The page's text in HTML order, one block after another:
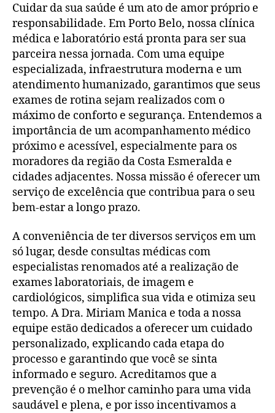
Cuidar da sua saúde é um ato de amor próprio e
responsabilidade. Em Porto Belo, nossa clínica
médica e laboratório está pronta para ser sua
parceira nessa jornada. Com uma equipe
especializada, infraestrutura moderna e um
atendimento humanizado, garantimos que seus
exames de rotina sejam realizados com o
máximo de conforto e segurança. Entendemos a
importância de um acompanhamento médico
próximo e acessível, especialmente para os
moradores da região da Costa Esmeralda e
cidades adjacentes. Nossa missão é oferecer um
serviço de excelência que contribua para o seu
bem-estar a longo prazo.
A conveniência de ter diversos serviços em um
só lugar, desde consultas médicas com
especialistas renomados até a realização de
exames laboratoriais, de imagem e
cardiológicos, simplifica sua vida e otimiza seu
tempo. A Dra. Miriam Manica e toda a nossa
equipe estão dedicados a oferecer um cuidado
personalizado, explicando cada etapa do
processo e garantindo que você se sinta
informado e seguro. Acreditamos que a
prevenção é o melhor caminho para uma vida
saudável e plena, e por isso incentivamos a